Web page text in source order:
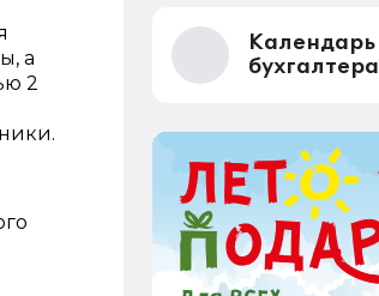
а
2
Календарь
бухгалтера